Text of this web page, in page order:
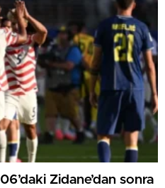
Zidane’dan sonra